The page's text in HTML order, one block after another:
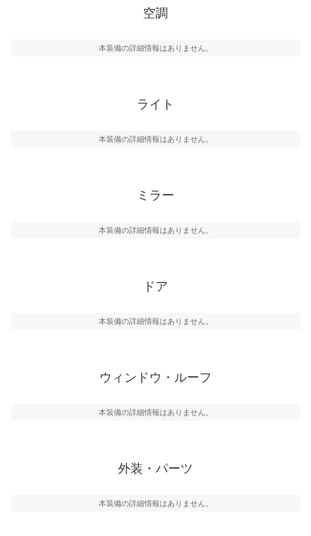
空調
本装備の詳細情報はありません。
ライト
本装備の詳細情報はありません。
ミラー
本装備の詳細情報はありません。
ドア
本装備の詳細情報はありません。
ウィンドウ・ルーフ
本装備の詳細情報はありません。
外装・パーツ
本装備の詳細情報はありません。